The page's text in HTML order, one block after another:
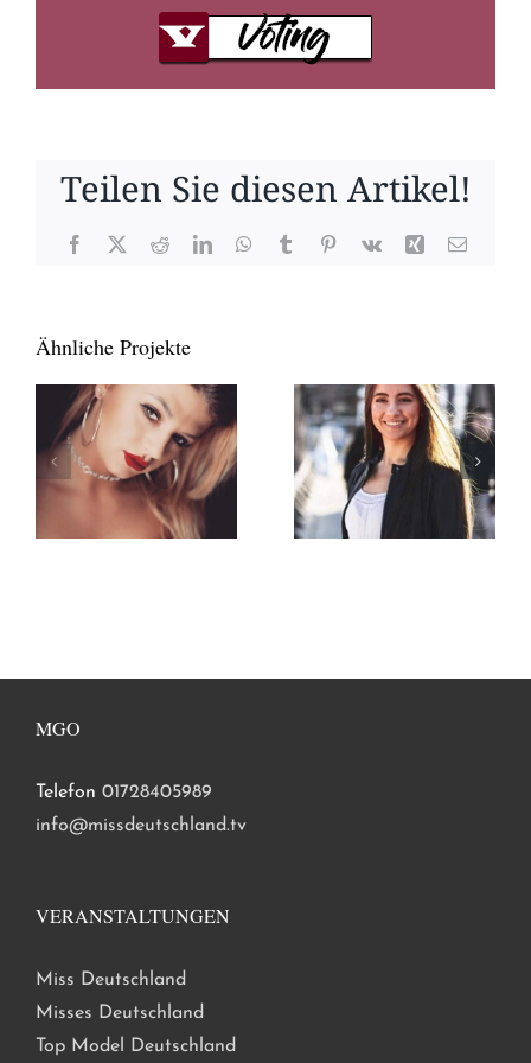
Teilen Sie diesen Artikel!
Facebook
X RedditLinkedInWhatsApp
TumblrPinterest
Vk Xing E-
Ähnliche Projekte
MGO
Telefon 01728405989
info@missdeutschland.tv
VERANSTALTUNGEN
Miss Deutschland
Misses Deutschland
Top Model Deutschland